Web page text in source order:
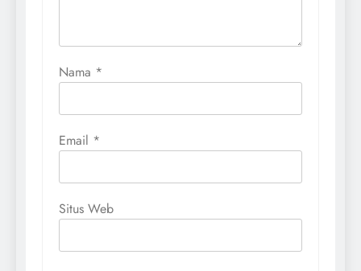
Nama *
Email *
Situs Web